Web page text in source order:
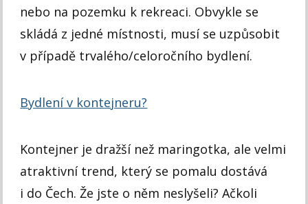
nebo na pozemku k rekreaci. Obvykle se
skládá z jedné místnosti, musí se uzpůsobit
v případě trvalého/celoročního bydlení.
Bydlení v kontejneru?
Kontejner je dražší než maringotka, ale velmi
atraktivní trend, který se pomalu dostává
i do Čech. Že jste o něm neslyšeli? Ačkoli